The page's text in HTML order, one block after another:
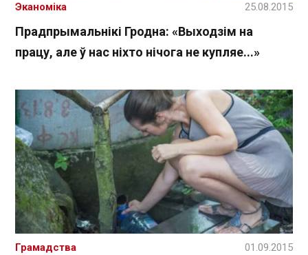
Прадпрымальнікі Гродна: «Выходзім на
працу, але ў нас ніхто нічога не купляе...»
Эканоміка 25.08.2015
Грамадства 01.09.2015